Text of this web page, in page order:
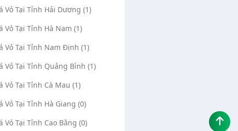
Vỏ Tại Tỉnh Hải Dương (1)
Vỏ Tại Tỉnh Hà Nam (1)
Vỏ Tại Tỉnh Nam Định (1)
Vỏ Tại Tỉnh Quảng Bình (1)
Vỏ Tại Tỉnh Cà Mau (1)
Vỏ Tại Tỉnh Hà Giang (0)
Vỏ Tại Tỉnh Cao Bằng (0)